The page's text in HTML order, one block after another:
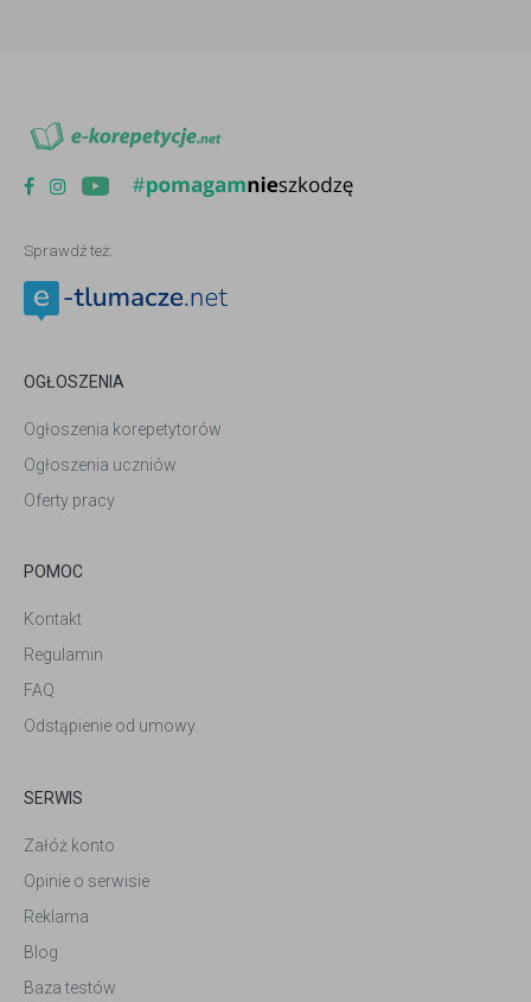
Sprawdź też:
OGŁOSZENIA
Ogłoszenia korepetytorów
Ogłoszenia uczniów
Oferty pracy
POMOC
Kontakt
Regulamin
FAQ
Odstąpienie od umowy
SERWIS
Załóż konto
Opinie o serwisie
Reklama
Blog
Baza testów